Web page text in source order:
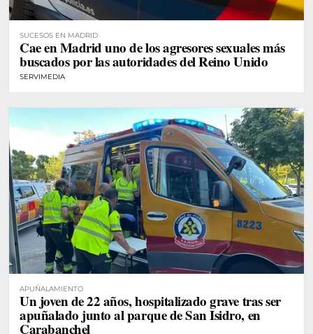
SUCESOS EN MADRID
Cae en Madrid uno de los agresores sexuales más
buscados por las autoridades del Reino Unido
SERVIMEDIA
APUÑALAMIENTO
Un joven de 22 años, hospitalizado grave tras ser
apuñalado junto al parque de San Isidro, en
Carabanchel